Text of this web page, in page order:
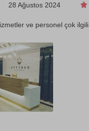
28 Ağustos 2024
ve personel çok ilgili.